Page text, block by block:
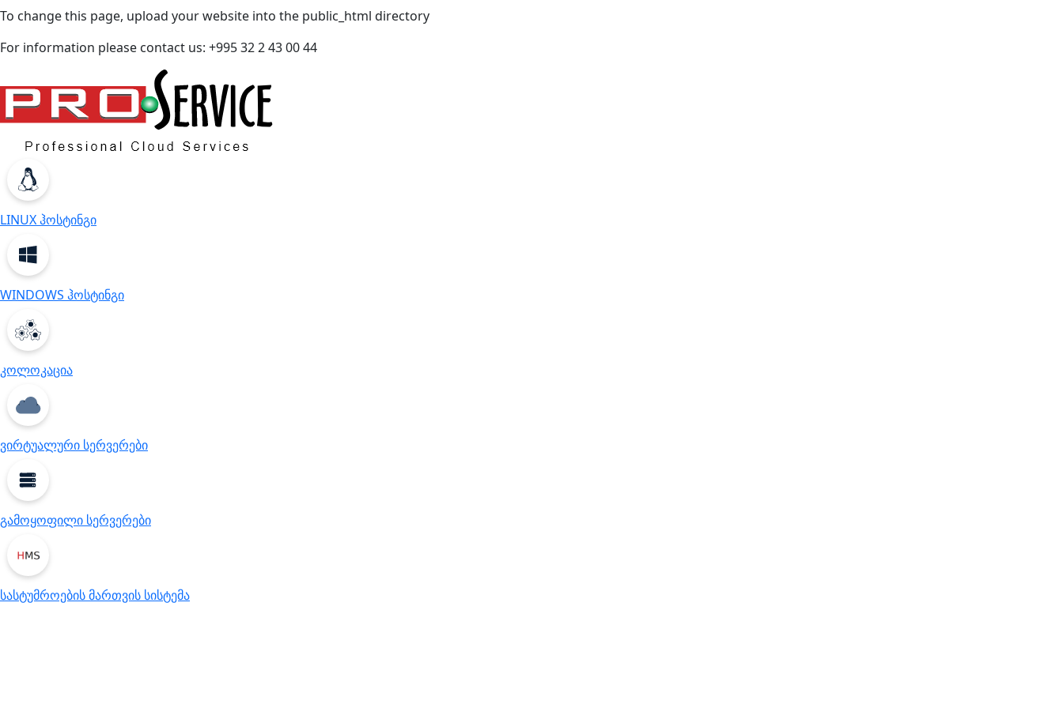
To change this page, upload your website into the public_html directory
For information please contact us: +995 32 2 43 00 44
LINUX ჰოსტინგი
WINDOWS ჰოსტინგი
კოლოკაცია
ვირტუალური სერვერები
გამოყოფილი სერვერები
სასტუმროების მართვის სისტემა